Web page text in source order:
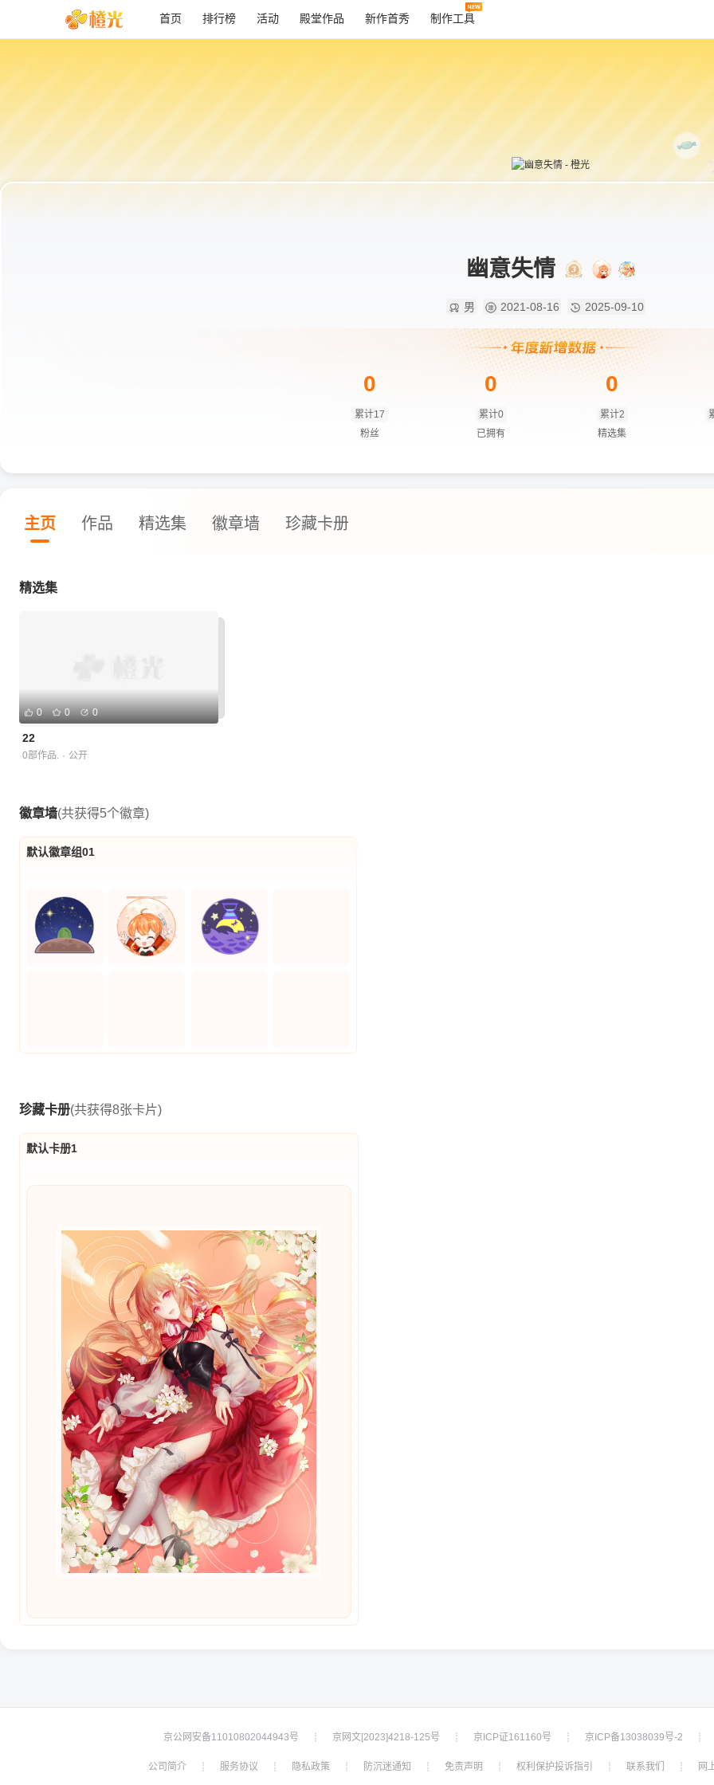
首页 排行榜 活动 殿堂作品 新作首秀 制作工具
幽意失情
男 2021-08-16 2025-09-10
0
累计17
粉丝
0
累计0
已拥有
0
累计2
精选集
主页 作品 精选集 徽章墙 珍藏卡册
精选集
0 0 0
22
0部作品. · 公开
徽章墙(共获得5个徽章)
默认徽章组01
珍藏卡册(共获得8张卡片)
默认卡册1
京公网安备11010802044943号 ┊ 京网文[2023]4218-125号 ┊ 京ICP证161160号 ┊ 京ICP备13038039号-2 ┊
公司简介 ┊ 服务协议 ┊ 隐私政策 ┊ 防沉迷通知 ┊ 免责声明 ┊ 权利保护投诉指引 ┊ 联系我们 ┊ 网